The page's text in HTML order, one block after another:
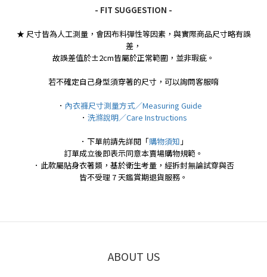
- FIT SUGGESTION -
★ 尺寸皆為人工測量，會因布料彈性等因素，與實際商品尺寸略有誤
差，
故誤差值於±2cm皆屬於正常範圍，並非瑕疵。
若不確定自己身型須穿著的尺寸，可以詢問客服唷
． 內衣褲尺寸測量方式／Measuring Guide
． 洗滌說明／Care Instructions
．下單前請先詳閱「購物須知 」
訂單成立後即表示同意本賣場購物規範。
．此款屬貼身衣著類，基於衛生考量，經拆封無論試穿與否
皆不受理 7 天鑑賞期退貨服務。
ABOUT US